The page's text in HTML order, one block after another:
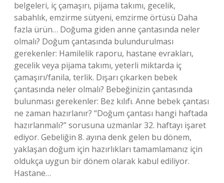
belgeleri, iç çamaşırı, pijama takımı, gecelik,
sabahlık, emzirme sütyeni, emzirme örtüsü Daha
fazla ürün… Doğuma giden anne çantasında neler
olmalı? Doğum çantasında bulundurulması
gerekenler: Hamilelik raporu, hastane evrakları,
gecelik veya pijama takımı, yeterli miktarda iç
çamaşırı/fanila, terlik. Dışarı çıkarken bebek
çantasında neler olmalı? Bebeğinizin çantasında
bulunması gerekenler: Bez kılıfı. Anne bebek çantası
ne zaman hazırlanır? “Doğum çantası hangi haftada
hazırlanmalı?” sorusuna uzmanlar 32. haftayı işaret
ediyor. Gebeliğin 8. ayına denk gelen bu dönem,
yaklaşan doğum için hazırlıkları tamamlamanız için
oldukça uygun bir dönem olarak kabul ediliyor.
Hastane…